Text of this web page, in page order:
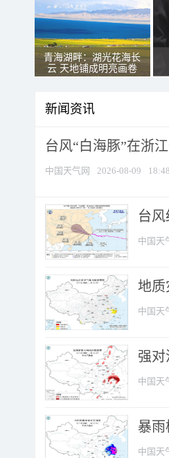
青海湖畔：湖光花海长
云 天地铺成明亮画卷
新闻资讯
台风“白海豚”在浙
中国天气网 2026-08-09 18:48
台
中国天
地质
中国天
强对
中国天
暴
中国天